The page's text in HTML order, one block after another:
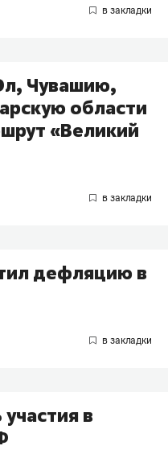
Чувашию,
области
«Великий
дефляцию в
в